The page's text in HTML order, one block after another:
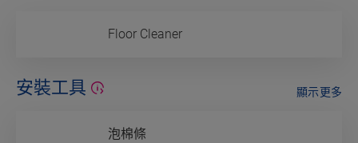
Floor Cleaner
安裝工具
泡棉條
顯示更多